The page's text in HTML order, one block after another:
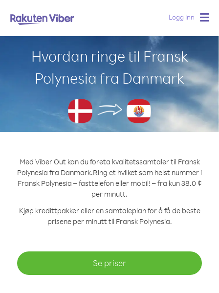
Logg Inn
Hvordan ringe til Fransk
Polynesia fra Danmark
Med Viber Out kan du foreta kvalitetssamtaler til Fransk
Polynesia fra Danmark.Ring et hvilket som helst nummer i
Fransk Polynesia – fasttelefon eller mobil! – fra kun 38.0 ¢
per minutt.
Kjøp kredittpakker eller en samtaleplan for å få de beste
prisene per minutt til Fransk Polynesia.
Se priser